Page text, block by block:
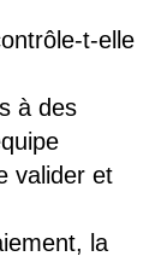
t-elle
à des
valider et
la